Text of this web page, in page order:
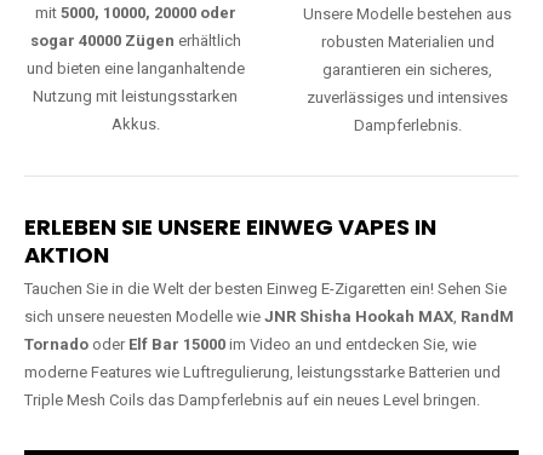
mit 5000, 10000, 20000 oder
sogar 40000 Zügen erhältlich
und bieten eine langanhaltende
Nutzung mit leistungsstarken
Akkus.
Unsere Modelle bestehen aus
robusten Materialien und
garantieren ein sicheres,
zuverlässiges und intensives
Dampferlebnis.
ERLEBEN SIE UNSERE EINWEG VAPES IN
AKTION
Tauchen Sie in die Welt der besten Einweg E-Zigaretten ein! Sehen Sie
sich unsere neuesten Modelle wie JNR Shisha Hookah MAX, RandM
Tornado oder Elf Bar 15000 im Video an und entdecken Sie, wie
moderne Features wie Luftregulierung, leistungsstarke Batterien und
Triple Mesh Coils das Dampferlebnis auf ein neues Level bringen.